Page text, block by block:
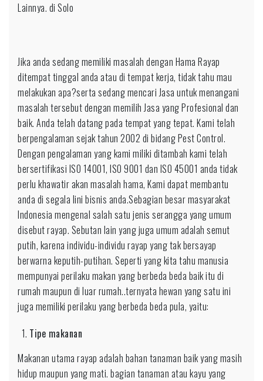
Lainnya. di Solo
Jika anda sedang memiliki masalah dengan Hama Rayap
ditempat tinggal anda atau di tempat kerja, tidak tahu mau
melakukan apa?serta sedang mencari Jasa untuk menangani
masalah tersebut dengan memilih Jasa yang Profesional dan
baik. Anda telah datang pada tempat yang tepat. Kami telah
berpengalaman sejak tahun 2002 di bidang Pest Control.
Dengan pengalaman yang kami miliki ditambah kami telah
bersertifikasi ISO 14001, ISO 9001 dan ISO 45001 anda tidak
perlu khawatir akan masalah hama, Kami dapat membantu
anda di segala lini bisnis anda.Sebagian besar masyarakat
Indonesia mengenal salah satu jenis serangga yang umum
disebut rayap. Sebutan lain yang juga umum adalah semut
putih, karena individu-individu rayap yang tak bersayap
berwarna keputih-putihan. Seperti yang kita tahu manusia
mempunyai perilaku makan yang berbeda beda baik itu di
rumah maupun di luar rumah..ternyata hewan yang satu ini
juga memiliki perilaku yang berbeda beda pula, yaitu:
Tipe makanan
Makanan utama rayap adalah bahan tanaman baik yang masih
hidup maupun yang mati. bagian tanaman atau kayu yang